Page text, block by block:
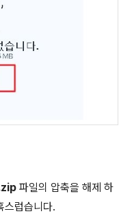
파일의 압축을 해제 하
스럽습니다.